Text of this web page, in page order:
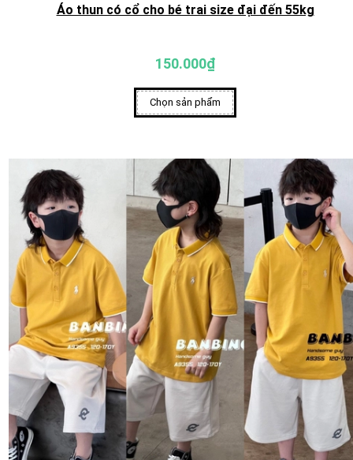
Áo thun có cổ cho bé trai size đại đến 55kg
150.000₫
Chọn sản phẩm